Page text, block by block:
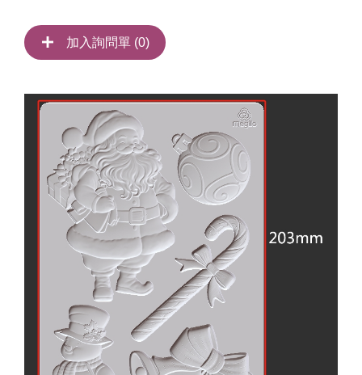
加入詢問單 (0)